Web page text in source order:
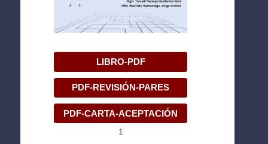
LIBRO-PDF
PDF-REVISIÓN-PARES
PDF-CARTA-ACEPTACIÓN
1